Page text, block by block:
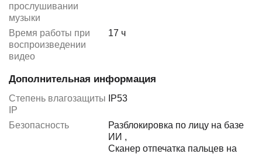
прослушивании
музыки
Время работы при
воспроизведении
видео
17 ч
Дополнительная информация
Степень влагозащиты
IP
IP53
Безопасность
Разблокировка по лицу на базе
ИИ ,
Сканер отпечатка пальцев на